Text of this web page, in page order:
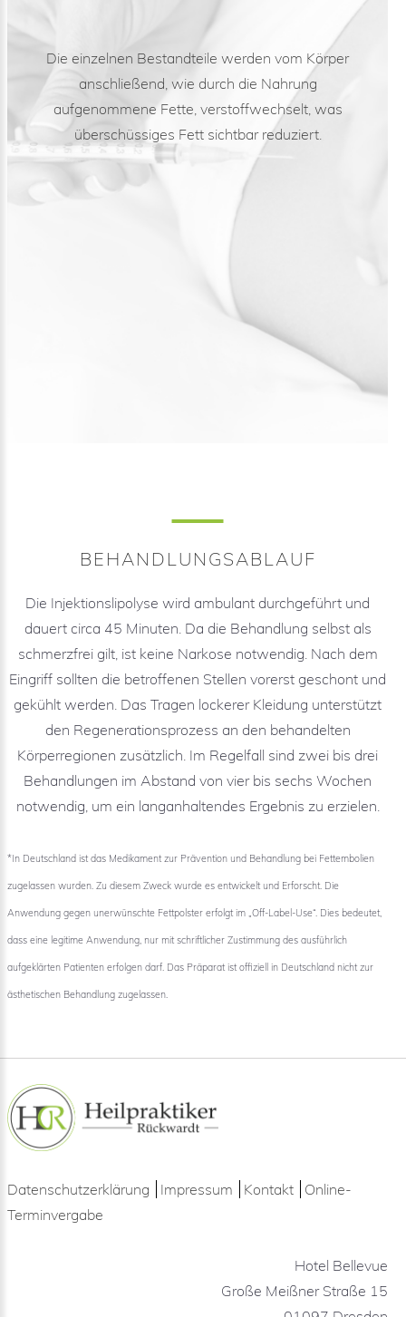
Die einzelnen Bestandteile werden vom Körper
anschließend, wie durch die Nahrung
aufgenommene Fette, verstoffwechselt, was
überschüssiges Fett sichtbar reduziert.
BEHANDLUNGSABLAUF
Die Injektionslipolyse wird ambulant durchgeführt und
dauert circa 45 Minuten. Da die Behandlung selbst als
schmerzfrei gilt, ist keine Narkose notwendig. Nach dem
Eingriff sollten die betroffenen Stellen vorerst geschont und
gekühlt werden. Das Tragen lockerer Kleidung unterstützt
den Regenerationsprozess an den behandelten
Körperregionen zusätzlich. Im Regelfall sind zwei bis drei
Behandlungen im Abstand von vier bis sechs Wochen
notwendig, um ein langanhaltendes Ergebnis zu erzielen.
*In Deutschland ist das Medikament zur Prävention und Behandlung bei Fettembolien
zugelassen wurden. Zu diesem Zweck wurde es entwickelt und Erforscht. Die
Anwendung gegen unerwünschte Fettpolster erfolgt im „Off-Label-Use“. Dies bedeutet,
dass eine legitime Anwendung, nur mit schriftlicher Zustimmung des ausführlich
aufgeklärten Patienten erfolgen darf. Das Präparat ist offiziell in Deutschland nicht zur
ästhetischen Behandlung zugelassen.
Datenschutzerklärung Impressum Kontakt
Online-
Terminvergabe
Hotel Bellevue
Große Meißner Straße 15